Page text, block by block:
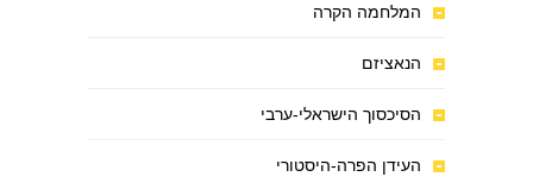
המלחמה הקרה
הנאציזם
הסיכסוך הישראלי-ערבי
העידן הפרה-היסטורי